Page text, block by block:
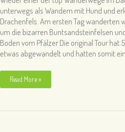
unterwegs als Wandern mit Hund und
Drachenfels. Am ersten Tag wanderten
um die bizarren Buntsandsteinfelsen
Boden vom Pfälzer Die original Tour hat
etwas abgewandelt und hatten somit
Auf
Bundsandsteinfelsen
die
Read More »